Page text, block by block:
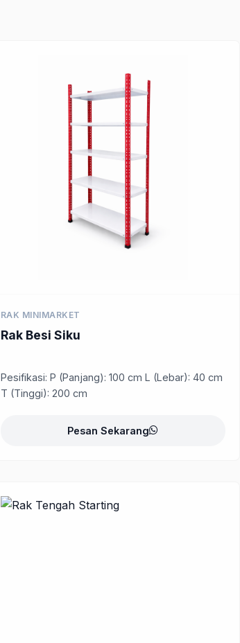
RAK MINIMARKET
Rak Besi Siku
Pesifikasi: P (Panjang): 100 cm L (Lebar): 40 cm
T (Tinggi): 200 cm
Pesan Sekarang